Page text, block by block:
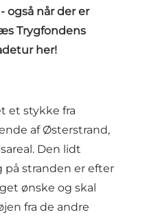
også når der er
Trygfondens
her!
et stykke fra
af Østerstrand,
Den lidt
på stranden er efter
ønske og skal
fra de andre